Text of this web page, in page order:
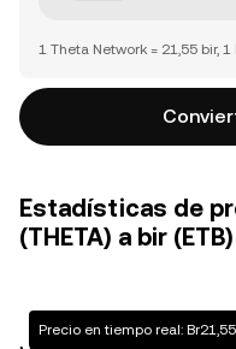
1 Theta Network = 21,55 bir,
Estadísticas de
(THETA) a bir (ETB)
Precio en tiempo real: